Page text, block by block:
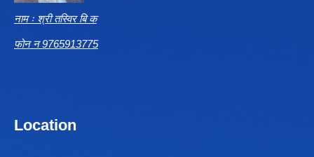
नाम ः श्री तस्विर बि क
फोन न 9765913775
Location